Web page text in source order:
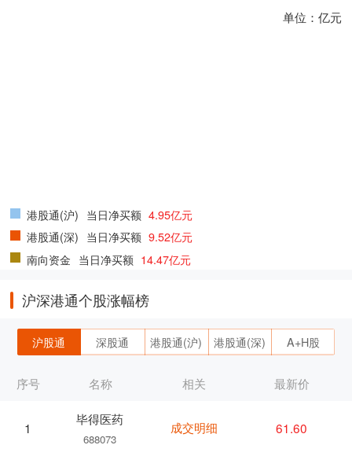
单位：亿元
港股通(沪) 当日净买额 4.95亿元
港股通(深) 当日净买额 9.52亿元
南向资金 当日净买额 14.47亿元
沪深港通个股涨幅榜
沪股通 深股通 港股通(沪) 港股通(深) A+H股
序号 名称
1
毕得医药
688073
相关 最新价
成交明细 61.60